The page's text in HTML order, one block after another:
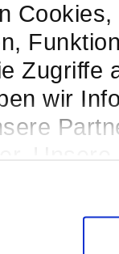
Zugriffe
wir